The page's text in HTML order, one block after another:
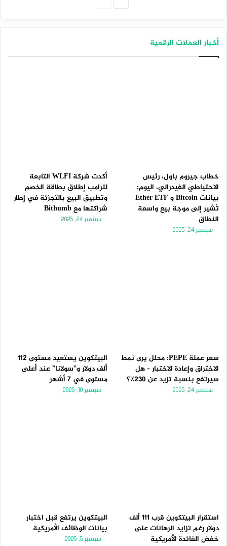
أخبار العملات الرقمية
خطاب جيروم باول، رئيس
الاحتياطي الفيدرالي، اليوم:
بيانات Bitcoin و Ether ETF
تُشير إلى موجة بيع واسعة
النطاق
سبتمبر 24, 2025
أكدت شركة WLFI التابعة
لترامب إطلاق بطاقة الخصم
وتطبيق البيع بالتجزئة في إطار
شراكتها مع Bithumb
سبتمبر 24, 2025
سعر عملة PEPE: محلل يرى نمط
الاختراق وإعادة الاختبار – هل
سيرتفع بنسبة تزيد عن 230٪؟
سبتمبر 24, 2025
البيتكوين يستعيد مستوى 112
ألف دولار و”سولانا” عند أعلى
مستوى في 7 أشهر
سبتمبر 10, 2025
استقرار البيتكوين قرب 111 ألف
دولار رغم تزايد الرهانات على
خفض الفائدة الأمريكية
البيتكوين يرتفع قبل اختبار
بيانات الوظائف الأمريكية
سبتمبر 5, 2025